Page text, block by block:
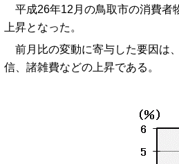
平成26年12月の鳥取市の消費者
上昇となった。
前月比の変動に寄与した要因は
信、諸雑費などの上昇である。